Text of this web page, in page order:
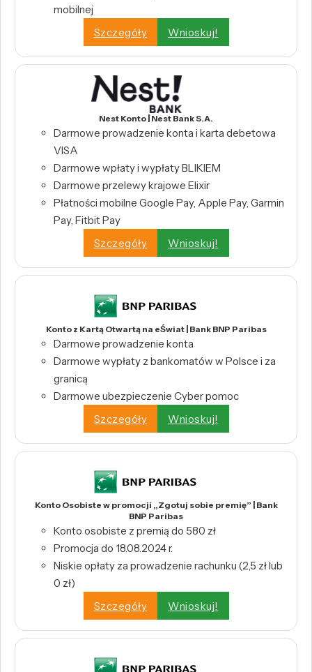
mobilnej
Szczegóły
Wnioskuj!
Nest Konto | Nest Bank S.A.
Darmowe prowadzenie konta i karta debetowa
VISA
Darmowe wpłaty i wypłaty BLIKIEM
Darmowe przelewy krajowe Elixir
Płatności mobilne Google Pay, Apple Pay, Garmin
Pay, Fitbit Pay
Szczegóły
Wnioskuj!
Konto z Kartą Otwartą na eŚwiat | Bank BNP Paribas
Darmowe prowadzenie konta
Darmowe wypłaty z bankomatów w Polsce i za
granicą
Darmowe ubezpieczenie Cyber pomoc
Szczegóły
Wnioskuj!
Konto Osobiste w promocji „Zgotuj sobie premię” | Bank
BNP Paribas
Konto osobiste z premią do 580 zł
Promocja do 18.08.2024 r.
Niskie opłaty za prowadzenie rachunku (2,5 zł lub
0 zł)
Szczegóły
Wnioskuj!